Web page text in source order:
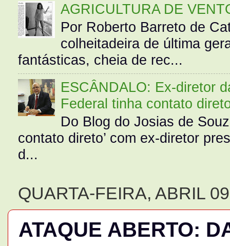
AGRICULTURA DE
Por Roberto Barreto de
colheitadeira de última
fantásticas, cheia de rec...
ESCÂNDALO: Ex-diretor
Federal tinha contato
Do Blog do Josias de
contato direto’ com ex-diretor
d...
QUARTA-FEIRA, ABRIL
ATAQUE ABERTO: